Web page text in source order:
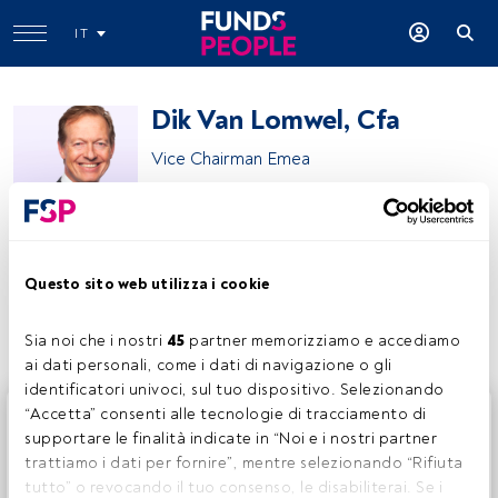
Questo sito web utilizza i cookie
Sia noi che i nostri 45 partner memorizziamo e accediamo
ai dati personali, come i dati di navigazione o gli
identificatori univoci, sul tuo dispositivo. Selezionando
“Accetta” consenti alle tecnologie di tracciamento di
supportare le finalità indicate in “Noi e i nostri partner
trattiamo i dati per fornire”, mentre selezionando “Rifiuta
tutto” o revocando il tuo consenso, le disabiliterai. Se i
IT
Dik Van Lomwel, Cfa
Vice Chairman Emea
Condividi:
Questo è un articolo riservato agli utenti FundsPeople. Se
sei già registrato, accedi tramite il pulsante Login. Se non
hai ancora un account, ti invitiamo a registrarti per scoprire
tutti i contenuti che FundsPeople ha da offrire.